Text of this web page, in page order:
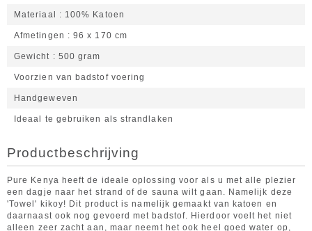
Materiaal 100% Katoen
Afmetingen 96 x 170 cm
Gewicht 500 gram
Voorzien van badstof voering
Handgeweven
Ideaal te gebruiken als strandlaken
Productbeschrijving
Pure Kenya heeft de ideale oplossing voor als u met alle plezier
een dagje naar het strand of de sauna wilt gaan. Namelijk deze
'Towel' kikoy! Dit product is namelijk gemaakt van katoen en
daarnaast ook nog gevoerd met badstof. Hierdoor voelt het niet
alleen zeer zacht aan, maar neemt het ook heel goed water op,